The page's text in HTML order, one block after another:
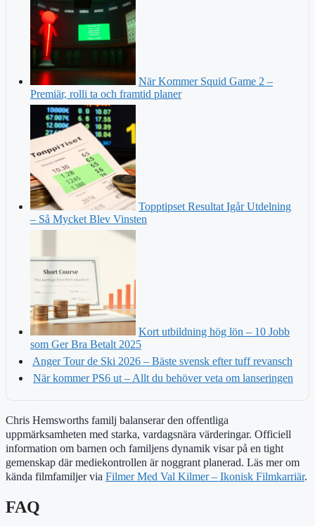
När Kommer Squid Game 2 –
Premiär, rolli ta och framtid planer
Topptipset Resultat Igår Utdelning
– Så Mycket Blev Vinsten
Kort utbildning hög lön – 10 Jobb
som Ger Bra Betalt 2025
Anger Tour de Ski 2026 – Bäste svensk efter tuff revansch
När kommer PS6 ut – Allt du behöver veta om lanseringen
Chris Hemsworths familj balanserar den offentliga
uppmärksamheten med starka, vardagsnära värderingar. Officiell
information om barnen och familjens dynamik visar på en tight
gemenskap där mediekontrollen är noggrant planerad. Läs mer om
kända filmfamiljer via Filmer Med Val Kilmer – Ikonisk Filmkarriär.
FAQ